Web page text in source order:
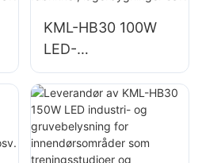
KML-HB30 100W
LED-
høybaylysleverand
ør for
innendørsbelysning
i fabrikker,
lagerbygninger osv.